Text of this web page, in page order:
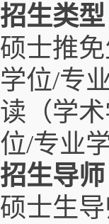
招生类型
硕士推
学位/专
读（学
位/专业
招生导师
硕士生